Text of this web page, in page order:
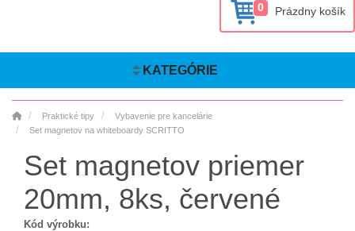
0 Prázdny košík
KATEGÓRIE
Praktické tipy
Vybavenie pre kancelárie
Set magnetov na whiteboardy SCRITTO
Set magnetov priemer
20mm, 8ks, červené
Kód výrobku: